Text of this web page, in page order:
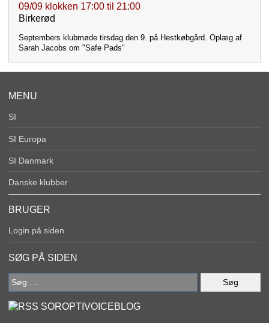
09/09 klokken 17:00 til 21:00
Birkerød
Septembers klubmøde tirsdag den 9. på Hestkøbgård. Oplæg af
Sarah Jacobs om "Safe Pads"
MENU
SI
SI Europa
SI Danmark
Danske klubber
BRUGER
Login på siden
SØG PÅ SIDEN
Søg
efter:
SOROPTIVOICEBLOG